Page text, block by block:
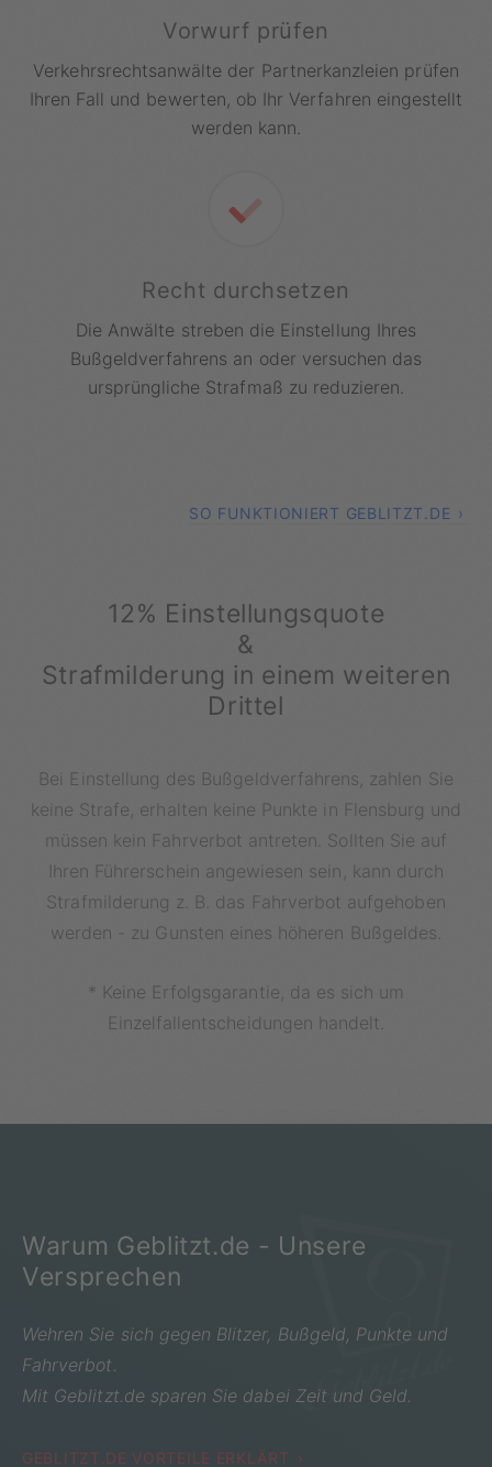
Vorwurf prüfen
Verkehrsrechtsanwälte der Partnerkanzleien prüfen
Ihren Fall und bewerten, ob Ihr Verfahren eingestellt
werden kann.
Recht durchsetzen
Die Anwälte streben die Einstellung Ihres
Bußgeldverfahrens an oder versuchen das
ursprüngliche Strafmaß zu reduzieren.
SO FUNKTIONIERT GEBLITZT.DE
12% Einstellungsquote
&
Strafmilderung in einem weiteren
Drittel
Bei Einstellung des Bußgeldverfahrens, zahlen Sie
keine Strafe, erhalten keine Punkte in Flensburg und
müssen kein Fahrverbot antreten. Sollten Sie auf
Ihren Führerschein angewiesen sein, kann durch
Strafmilderung z. B. das Fahrverbot aufgehoben
werden - zu Gunsten eines höheren Bußgeldes.
* Keine Erfolgsgarantie, da es sich um
Einzelfallentscheidungen handelt.
Warum Geblitzt.de - Unsere
Versprechen
Wehren Sie sich gegen Blitzer, Bußgeld, Punkte und
Fahrverbot.
Mit Geblitzt.de sparen Sie dabei Zeit und Geld.
GEBLITZT.DE VORTEILE ERKLÄRT